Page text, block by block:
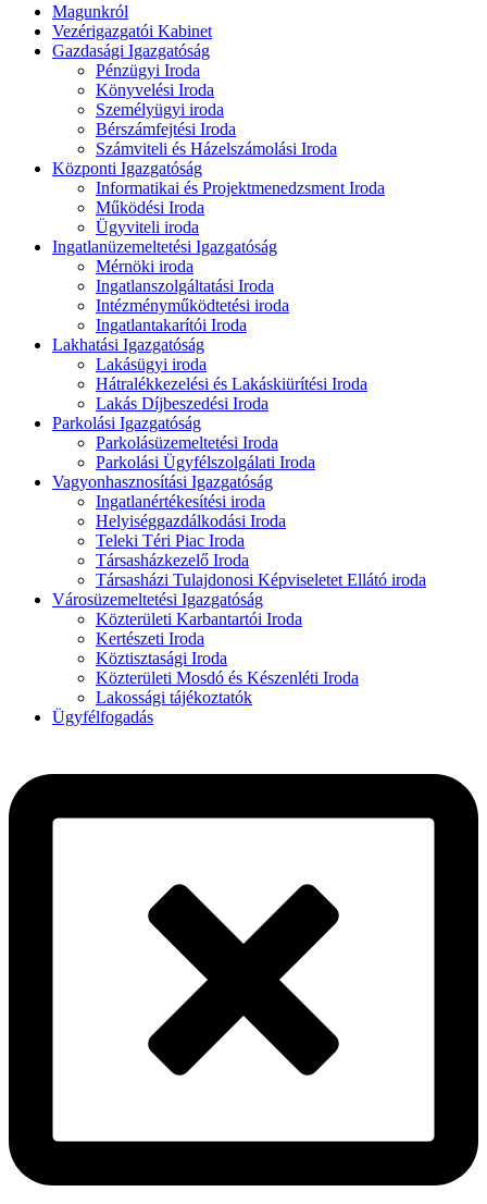
Magunkról
Vezérigazgatói Kabinet
Gazdasági Igazgatóság
Pénzügyi Iroda
Könyvelési Iroda
Személyügyi iroda
Bérszámfejtési Iroda
Számviteli és Házelszámolási Iroda
Központi Igazgatóság
Informatikai és Projektmenedzsment Iroda
Működési Iroda
Ügyviteli iroda
Ingatlanüzemeltetési Igazgatóság
Mérnöki iroda
Ingatlanszolgáltatási Iroda
Intézményműködtetési iroda
Ingatlantakarítói Iroda
Lakhatási Igazgatóság
Lakásügyi iroda
Hátralékkezelési és Lakáskiürítési Iroda
Lakás Díjbeszedési Iroda
Parkolási Igazgatóság
Parkolásüzemeltetési Iroda
Parkolási Ügyfélszolgálati Iroda
Vagyonhasznosítási Igazgatóság
Ingatlanértékesítési iroda
Helyiséggazdálkodási Iroda
Teleki Téri Piac Iroda
Társasházkezelő Iroda
Társasházi Tulajdonosi Képviseletet Ellátó iroda
Városüzemeltetési Igazgatóság
Közterületi Karbantartói Iroda
Kertészeti Iroda
Köztisztasági Iroda
Közterületi Mosdó és Készenléti Iroda
Lakossági tájékoztatók
Ügyfélfogadás